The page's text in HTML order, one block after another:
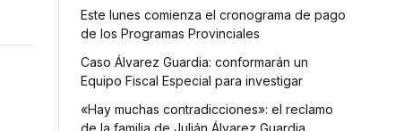
Este lunes comienza el cronograma de pago
de los Programas Provinciales
Caso Álvarez Guardia: conformarán un
Equipo Fiscal Especial para investigar
«Hay muchas contradicciones»: el reclamo
de la familia de Julián Álvarez Guardia